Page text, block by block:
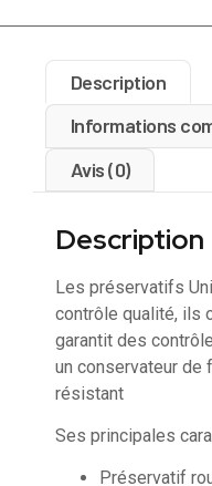
Description
Informations
Avis (0)
Description
Les préservatifs
contrôle qualité, ils
garantit des
un conservateur de
résistant
Ses principales
Préservatif